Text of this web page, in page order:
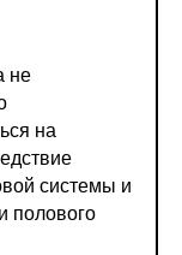
не
на
системы и
полового